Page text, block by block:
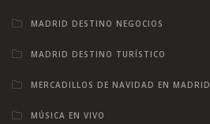
MADRID DESTINO NEGOCIOS
MADRID DESTINO TURÍSTICO
MERCADILLOS DE NAVIDAD EN MADRID
MÚSICA EN VIVO